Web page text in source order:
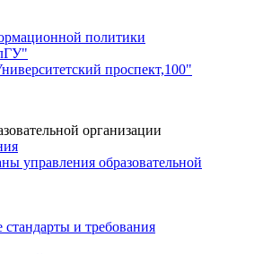
политики
проспект,100"
организации
управления образовательной
стандарты и требования